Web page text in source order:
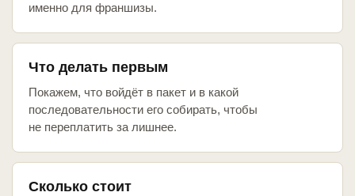
именно для франшизы.
Что делать первым
Покажем, что войдёт в пакет и в какой
последовательности его собирать, чтобы
не переплатить за лишнее.
Сколько стоит